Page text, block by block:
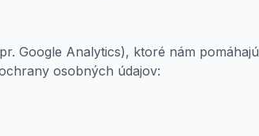
Google Analytics), ktoré nám pomáhajú
osobných údajov: